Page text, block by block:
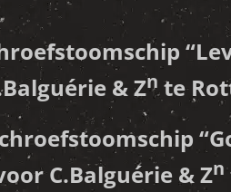
“
& Znte
“
C.Balguérie & Zn